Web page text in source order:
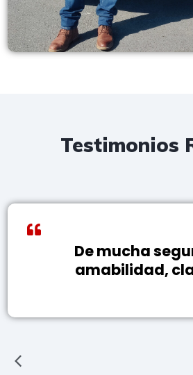
Testimonios
De mucha
amabilidad,